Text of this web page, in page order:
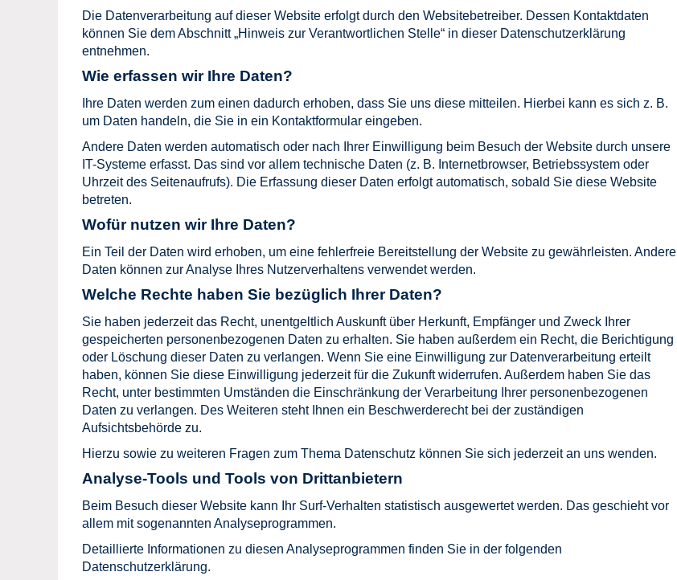
Die Datenverarbeitung auf dieser Website erfolgt durch den Websitebetreiber. Dessen Kontaktdaten
können Sie dem Abschnitt „Hinweis zur Verantwortlichen Stelle“ in dieser Datenschutzerklärung
entnehmen.
Wie erfassen wir Ihre Daten?
Ihre Daten werden zum einen dadurch erhoben, dass Sie uns diese mitteilen. Hierbei kann es sich z. B.
um Daten handeln, die Sie in ein Kontaktformular eingeben.
Andere Daten werden automatisch oder nach Ihrer Einwilligung beim Besuch der Website durch unsere
IT-Systeme erfasst. Das sind vor allem technische Daten (z. B. Internetbrowser, Betriebssystem oder
Uhrzeit des Seitenaufrufs). Die Erfassung dieser Daten erfolgt automatisch, sobald Sie diese Website
betreten.
Wofür nutzen wir Ihre Daten?
Ein Teil der Daten wird erhoben, um eine fehlerfreie Bereitstellung der Website zu gewährleisten. Andere
Daten können zur Analyse Ihres Nutzerverhaltens verwendet werden.
Welche Rechte haben Sie bezüglich Ihrer Daten?
Sie haben jederzeit das Recht, unentgeltlich Auskunft über Herkunft, Empfänger und Zweck Ihrer
gespeicherten personenbezogenen Daten zu erhalten. Sie haben außerdem ein Recht, die Berichtigung
oder Löschung dieser Daten zu verlangen. Wenn Sie eine Einwilligung zur Datenverarbeitung erteilt
haben, können Sie diese Einwilligung jederzeit für die Zukunft widerrufen. Außerdem haben Sie das
Recht, unter bestimmten Umständen die Einschränkung der Verarbeitung Ihrer personenbezogenen
Daten zu verlangen. Des Weiteren steht Ihnen ein Beschwerderecht bei der zuständigen
Aufsichtsbehörde zu.
Hierzu sowie zu weiteren Fragen zum Thema Datenschutz können Sie sich jederzeit an uns wenden.
Analyse-Tools und Tools von Dritt­anbietern
Beim Besuch dieser Website kann Ihr Surf-Verhalten statistisch ausgewertet werden. Das geschieht vor
allem mit sogenannten Analyseprogrammen.
Detaillierte Informationen zu diesen Analyseprogrammen finden Sie in der folgenden
Datenschutzerklärung.